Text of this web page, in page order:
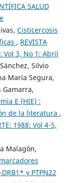
SALUD
Cisticercosis
, REVISTA
Vol 3, No 1: Abril
Silvio
María Segura,
Gamarra,
E (HIE) :
de la literatura ,
1988: Vol 4-5,
Malagón,
y PTPN22